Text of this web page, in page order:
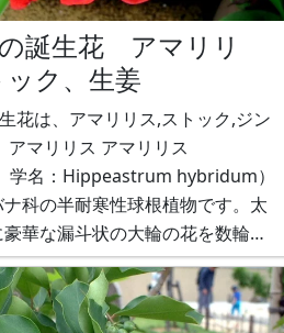
誕生花 アマリリ
ック、生姜
花は、アマリリス,ストック,ジン
学名：Hippeastrum hybridum）
科の半耐寒性球根植物です。太
華な漏斗状の大輪の花を数輪横
す。花言葉は「誇り、輝くばか
ク ストック
：Matthiola incana）は、アブラ